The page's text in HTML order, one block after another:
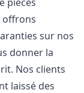
offrons
sur nos
donner la
Nos clients
laissé des